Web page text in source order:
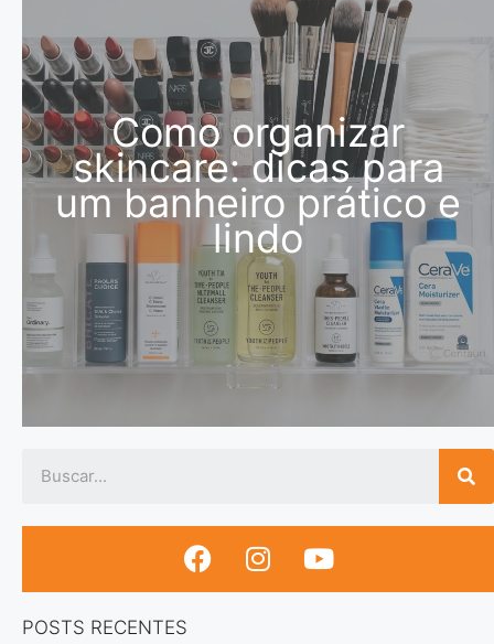
Como organizar
skincare: dicas para
um banheiro prático e
lindo
POSTS RECENTES